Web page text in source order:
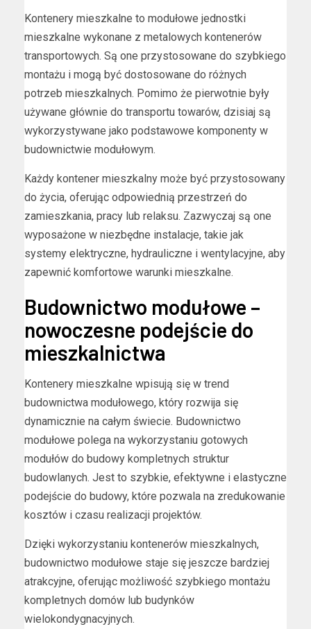
Kontenery mieszkalne to modułowe jednostki
mieszkalne wykonane z metalowych kontenerów
transportowych. Są one przystosowane do szybkiego
montażu i mogą być dostosowane do różnych
potrzeb mieszkalnych. Pomimo że pierwotnie były
używane głównie do transportu towarów, dzisiaj są
wykorzystywane jako podstawowe komponenty w
budownictwie modułowym.
Każdy kontener mieszkalny może być przystosowany
do życia, oferując odpowiednią przestrzeń do
zamieszkania, pracy lub relaksu. Zazwyczaj są one
wyposażone w niezbędne instalacje, takie jak
systemy elektryczne, hydrauliczne i wentylacyjne, aby
zapewnić komfortowe warunki mieszkalne.
Budownictwo modułowe –
nowoczesne podejście do
mieszkalnictwa
Kontenery mieszkalne wpisują się w trend
budownictwa modułowego, który rozwija się
dynamicznie na całym świecie. Budownictwo
modułowe polega na wykorzystaniu gotowych
modułów do budowy kompletnych struktur
budowlanych. Jest to szybkie, efektywne i elastyczne
podejście do budowy, które pozwala na zredukowanie
kosztów i czasu realizacji projektów.
Dzięki wykorzystaniu kontenerów mieszkalnych,
budownictwo modułowe staje się jeszcze bardziej
atrakcyjne, oferując możliwość szybkiego montażu
kompletnych domów lub budynków
wielokondygnacyjnych.